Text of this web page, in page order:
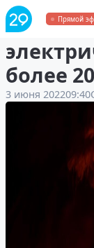
Прямой
3 июня в
более
3 июня 202209:40